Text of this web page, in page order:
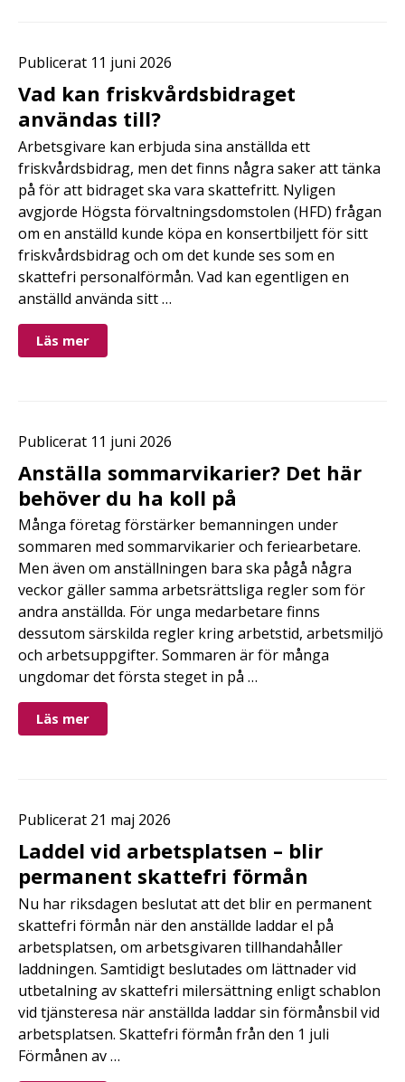
Publicerat 11 juni 2026
Vad kan friskvårdsbidraget
användas till?
Arbetsgivare kan erbjuda sina anställda ett
friskvårdsbidrag, men det finns några saker att tänka
på för att bidraget ska vara skattefritt. Nyligen
avgjorde Högsta förvaltningsdomstolen (HFD) frågan
om en anställd kunde köpa en konsertbiljett för sitt
friskvårdsbidrag och om det kunde ses som en
skattefri personalförmån. Vad kan egentligen en
anställd använda sitt …
Läs mer
Publicerat 11 juni 2026
Anställa sommarvikarier? Det här
behöver du ha koll på
Många företag förstärker bemanningen under
sommaren med sommarvikarier och feriearbetare.
Men även om anställningen bara ska pågå några
veckor gäller samma arbetsrättsliga regler som för
andra anställda. För unga medarbetare finns
dessutom särskilda regler kring arbetstid, arbetsmiljö
och arbetsuppgifter. Sommaren är för många
ungdomar det första steget in på …
Läs mer
Publicerat 21 maj 2026
Laddel vid arbetsplatsen – blir
permanent skattefri förmån
Nu har riksdagen beslutat att det blir en permanent
skattefri förmån när den anställde laddar el på
arbetsplatsen, om arbetsgivaren tillhandahåller
laddningen. Samtidigt beslutades om lättnader vid
utbetalning av skattefri milersättning enligt schablon
vid tjänsteresa när anställda laddar sin förmånsbil vid
arbetsplatsen. Skattefri förmån från den 1 juli
Förmånen av …